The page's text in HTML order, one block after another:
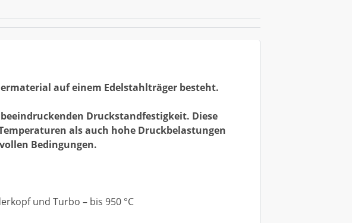
auf einem Edelstahlträger besteht.
Druckstandfestigkeit. Diese
als auch hohe Druckbelastungen
Bedingungen.
und Turbo – bis 950 °C